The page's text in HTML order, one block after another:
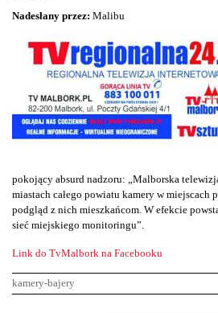
Nadesłany przez: Malibu
pokojący absurd nadzoru: „Malborska
miastach całego powiatu kamery w
podgląd z nich mieszkańcom. W efekcie
sieć miejskiego monitoringu”.
Link do TvMalbork na Facebooku
kamery-bajery